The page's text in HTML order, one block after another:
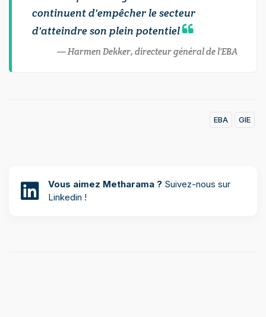
continuent d'empêcher le secteur
d'atteindre son plein potentiel
Harmen Dekker, directeur général de l'EBA
EBA GIE
Vous aimez Metharama ? Suivez-nous sur
Linkedin !